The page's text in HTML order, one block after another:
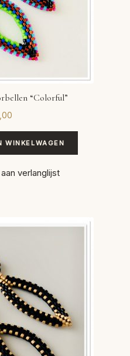
“Colorful”
WINKELWAGEN
verlanglijst